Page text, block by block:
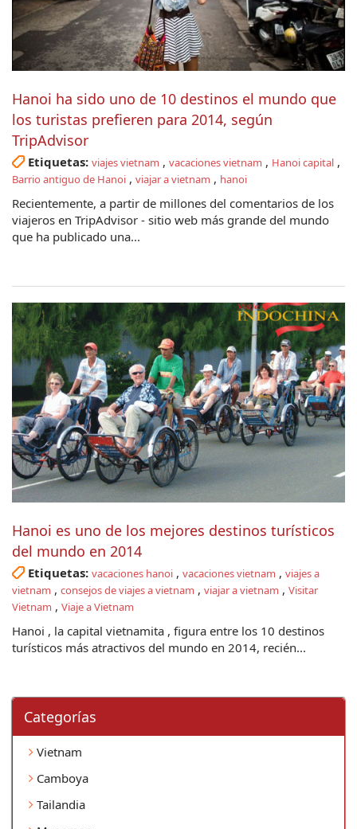
Hanoi ha sido uno de 10 destinos el mundo que
los turistas prefieren para 2014, según
TripAdvisor
Etiquetas: viajes vietnam , vacaciones vietnam , Hanoi capital ,
Barrio antiguo de Hanoi , viajar a vietnam , hanoi
Recientemente, a partir de millones del comentarios de los
viajeros en TripAdvisor - sitio web más grande del mundo
que ha publicado una...
Hanoi es uno de los mejores destinos turísticos
del mundo en 2014
Etiquetas: vacaciones hanoi , vacaciones vietnam , viajes a
vietnam , consejos de viajes a vietnam , viajar a vietnam , Visitar
Vietnam , Viaje a Vietnam
Hanoi , la capital vietnamita , figura entre los 10 destinos
turísticos más atractivos del mundo en 2014, recién...
Categorí­as
Vietnam
Camboya
Tailandia